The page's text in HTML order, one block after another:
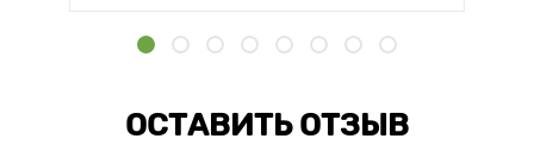
ОСТАВИТЬ ОТЗЫВ